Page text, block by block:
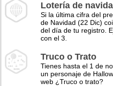
Lotería de
Si la última cifra del
de Navidad (22 Dic)
del día de tu registro.
con el 3.
Truco o Trato
Tienes hasta el 1 de
un personaje de
web ¿Truco o trato?